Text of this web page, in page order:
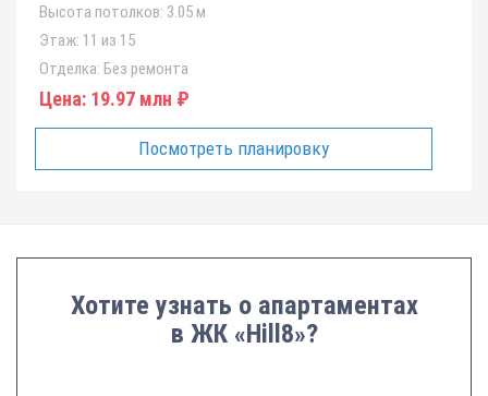
Высота потолков: 3.05 м
Этаж: 11 из 15
Отделка: Без ремонта
Цена: 19.97 млн ₽
Посмотреть планировку
Хотите узнать о апартаментах
в ЖК «Hill8»?